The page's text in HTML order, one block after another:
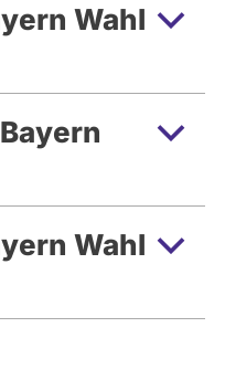
Wahl
Wahl